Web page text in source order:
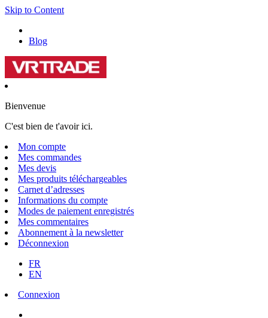
Skip to Content
Blog
Bienvenue
C'est bien de t'avoir ici.
Mon compte
Mes commandes
Mes devis
Mes produits téléchargeables
Carnet d’adresses
Informations du compte
Modes de paiement enregistrés
Mes commentaires
Abonnement à la newsletter
Déconnexion
FR
EN
Connexion